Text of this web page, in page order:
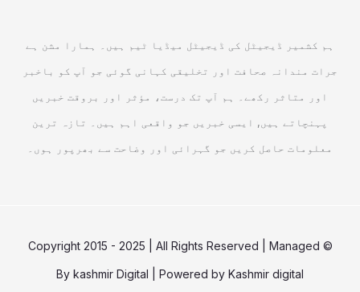
ہم کشمیر ڈیجیٹل کی ڈیجیٹل میڈیا ٹیم ہیں۔ ہمارا مشن ہے
جرات مندانہ صحافت اور تخلیقی کہانی گوئی جو آپ کو باخبر
اور متاثر رکھے۔ ہم آپ تک درست، مؤثر اور بروقت خبریں
پہنچاتے ہیں, ایسی خبریں جو واقعی اہم ہیں۔ تازہ ترین
معلومات حاصل کریں جو گہرائی اور وضاحت سے بھرپور ہوں۔
© Copyright 2015 - 2025 | All Rights Reserved | Managed
By kashmir Digital | Powered by Kashmir digital